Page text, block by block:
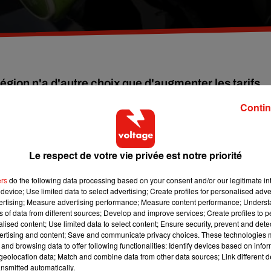
n'a d'autre choix que d'augmenter les tarifs.
directement sur l'abonnement (de 70&euro; à
qui vont devoir mettre la main à la poche !
peut-être le volant! Levez le pied pour ne pas trop
à venir, conséquences de la hausse du pétrole.
financera aussi le Pass Navigo Unique. Mis en place depuis
a déjà été augmenté de 3€ le mois dernier, et comme cela n’a
1,65 centimes par litre de gazole et 1,77 centimes par
du « versement transport », une taxe payée par les entreprises
Le respect de votre vie privée est notre priorité
do the following data processing based on your consent and/or our legitimate
Use limited data to select advertising; Create profiles for personalised
Measure advertising performance; Measure content performance;
of data from different sources; Develop and improve services; Create profiles to
content; Use limited data to select content; Ensure security, prevent and
and content; Save and communicate privacy choices. These technologies
browsing data to offer following functionalities: Identify devices based on
data; Match and combine data from other data sources; Link different
automatically.